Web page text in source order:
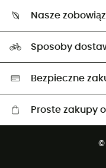
Zwrot artykułów i zwrot
Ambasadorzy
Nasze
Neutralność węglowa
Wybrane produkty eko
Sposoby
Bezpieczne
Proste zakupy
©